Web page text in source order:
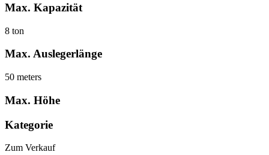
Max. Kapazität
8 ton
Max. Auslegerlänge
50 meters
Max. Höhe
Kategorie
Zum Verkauf